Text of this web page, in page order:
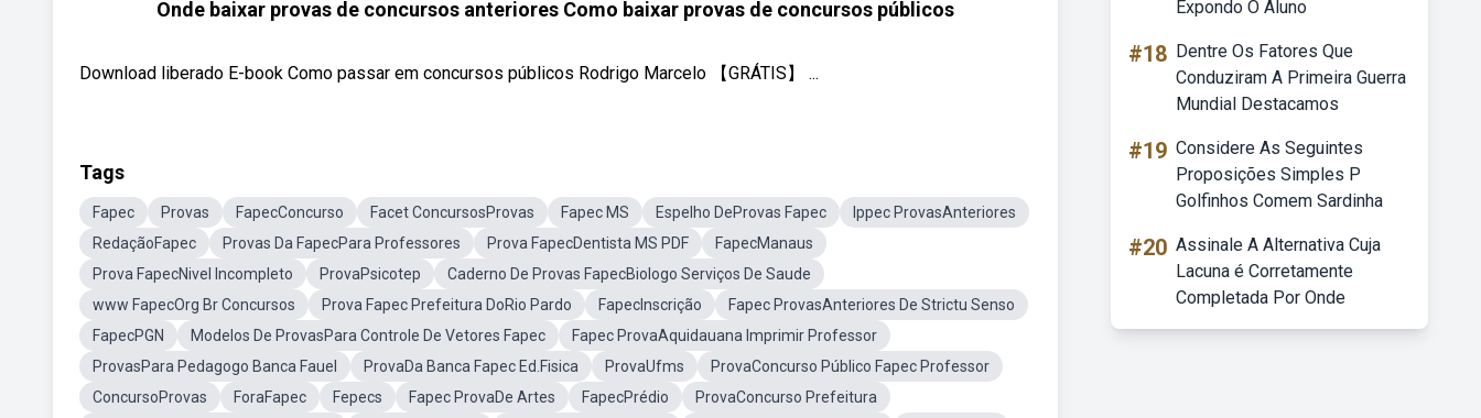
Onde baixar provas de concursos anteriores Como baixar provas de concursos públicos
Download liberado E-book Como passar em concursos públicos Rodrigo Marcelo 【GRÁTIS】 ...
Tags
Fapec Provas FapecConcurso Facet ConcursosProvas Fapec MS Espelho DeProvas Fapec
Ippec ProvasAnteriores
RedaçãoFapec
Provas Da FapecPara Professores Prova FapecDentista MS PDF
FapecManaus
Prova FapecNivel Incompleto
ProvaPsicotep
Caderno De Provas FapecBiologo Serviços De Saude
www FapecOrg Br Concursos
Prova Fapec Prefeitura DoRio Pardo FapecInscrição
Fapec ProvasAnteriores De Strictu Senso
FapecPGN
Modelos De ProvasPara Controle De Vetores Fapec
Fapec ProvaAquidauana Imprimir Professor
ProvasPara Pedagogo Banca Fauel
ProvaDa Banca Fapec Ed.Fisica ProvaUfms
ProvaConcurso Público Fapec Professor
ConcursoProvas
ForaFapec Fepecs Fapec ProvaDe Artes FapecPrédio
ProvaConcurso Prefeitura
Expondo O Aluno
#18 Dentre Os Fatores Que
Conduziram A Primeira Guerra
Mundial Destacamos
#19 Considere As Seguintes
Proposições Simples P
Golfinhos Comem Sardinha
#20 Assinale A Alternativa Cuja
Lacuna é Corretamente
Completada Por Onde